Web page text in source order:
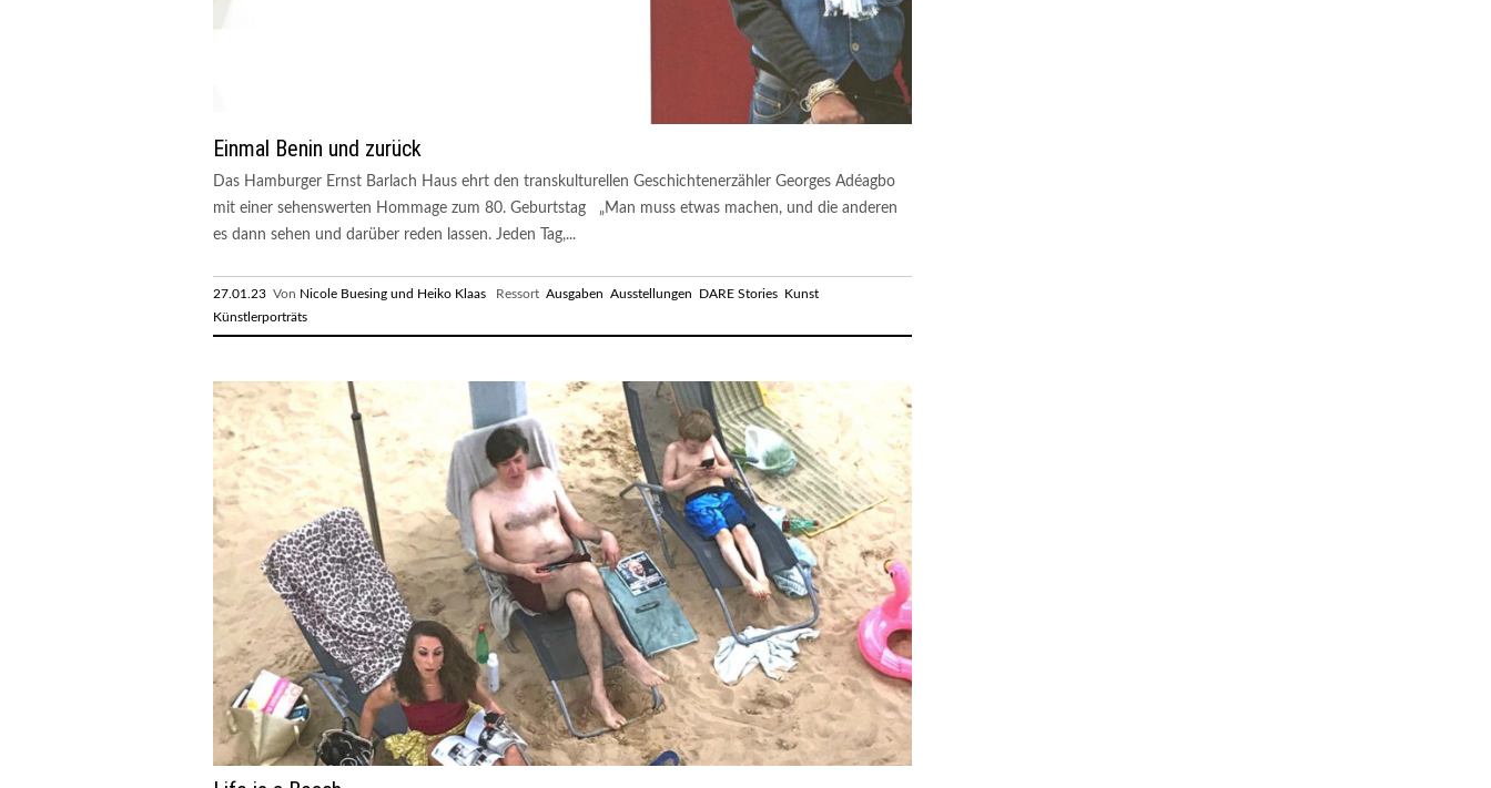
Einmal Benin und zurück
Das Hamburger Ernst Barlach Haus ehrt den transkulturellen Geschichtenerzähler Georges Adéagbo
mit einer sehenswerten Hommage zum 80. Geburtstag „Man muss etwas machen, und die anderen
es dann sehen und darüber reden lassen. Jeden Tag,...
27.01.23 Von Nicole Buesing und Heiko Klaas Ressort Ausgaben Ausstellungen DARE Stories Kunst
Künstlerporträts